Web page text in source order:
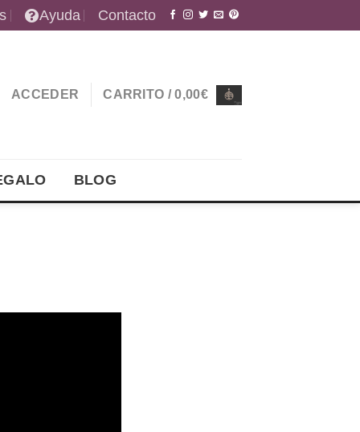
Ayuda Contacto
ACCEDER CARRITO /0,00€
BLOG